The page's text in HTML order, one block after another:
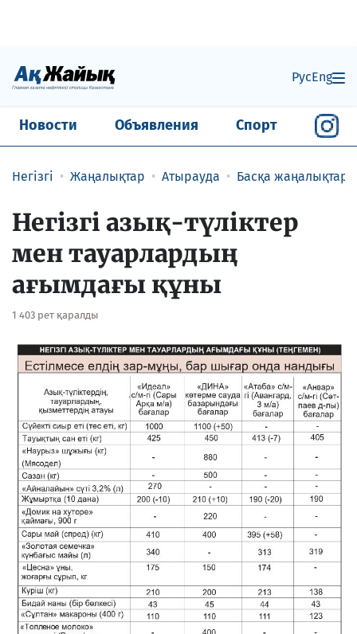
РусEng
Новости Объявления Спорт
Негізгі Жаңалықтар Атырауда Басқа жаңалықтар
Негізгі азық-түліктер
мен тауарлардың
ағымдағы құны
1 403 рет қаралды